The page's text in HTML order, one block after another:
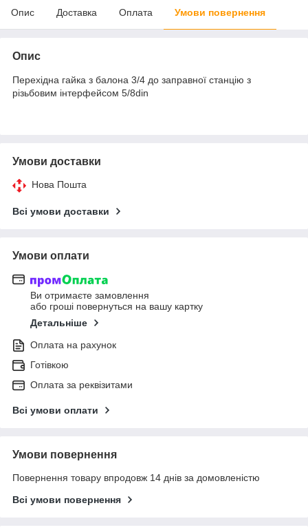
Опис Доставка Оплата Умови повернення
Опис
Перехідна гайка з балона 3/4 до заправної станцію з
різьбовим інтерфейсом 5/8din
Умови доставки
Нова Пошта
Всі умови доставки
Умови оплати
Ви отримаєте замовлення
або гроші повернуться на вашу картку
Детальніше
Оплата на рахунок
Готівкою
Оплата за реквізитами
Всі умови оплати
Умови повернення
Повернення товару впродовж 14 днів за домовленістю
Всі умови повернення